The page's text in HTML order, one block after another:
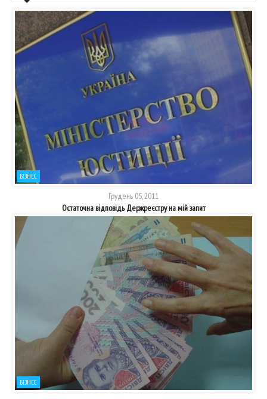
БІЗНЕС
Грудень 05, 2011
Остаточна відповідь Держреєстру на мій запит
БІЗНЕС